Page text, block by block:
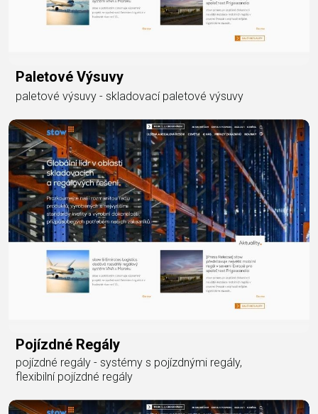
Paletové Výsuvy
paletové výsuvy - skladovací paletové výsuvy
Pojízdné Regály
pojízdné regály - systémy s pojízdnými regály,
flexibilní pojízdné regály